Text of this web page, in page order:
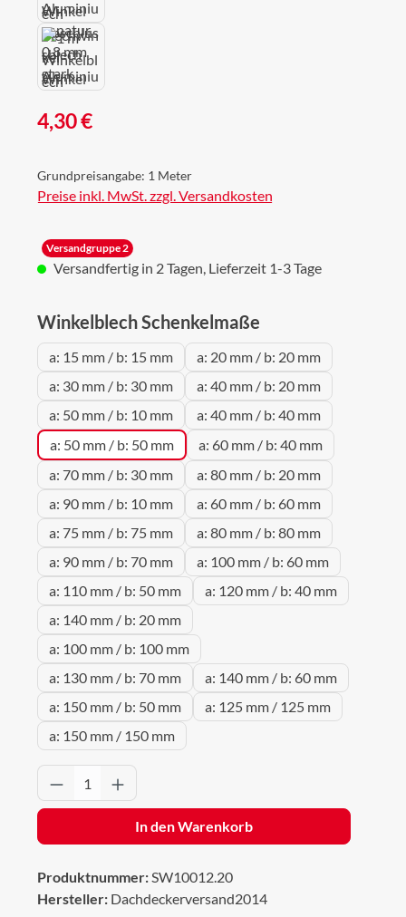
Regulärer Preis:
4,30 €
Grundpreisangabe: 1 Meter
Preise inkl. MwSt. zzgl. Versandkosten
Versandgruppe 2
Versandfertig in 2 Tagen, Lieferzeit 1-3 Tage
Winkelblech Schenkelmaße
a: 15 mm / b: 15 mm
a: 20 mm / b: 20 mm
a: 30 mm / b: 30 mm
a: 40 mm / b: 20 mm
a: 50 mm / b: 10 mm
a: 40 mm / b: 40 mm
a: 50 mm / b: 50 mm
a: 60 mm / b: 40 mm
a: 70 mm / b: 30 mm
a: 80 mm / b: 20 mm
a: 90 mm / b: 10 mm
a: 60 mm / b: 60 mm
a: 75 mm / b: 75 mm
a: 80 mm / b: 80 mm
a: 90 mm / b: 70 mm
a: 100 mm / b: 60 mm
a: 110 mm / b: 50 mm
a: 120 mm / b: 40 mm
a: 140 mm / b: 20 mm
a: 100 mm / b: 100 mm
a: 130 mm / b: 70 mm
a: 140 mm / b: 60 mm
a: 150 mm / b: 50 mm
a: 125 mm / 125 mm
a: 150 mm / 150 mm
Produkt Anzahl: Gib den gewünschten
In den Warenkorb
Produktnummer:SW10012.20
Hersteller: Dachdeckerversand2014